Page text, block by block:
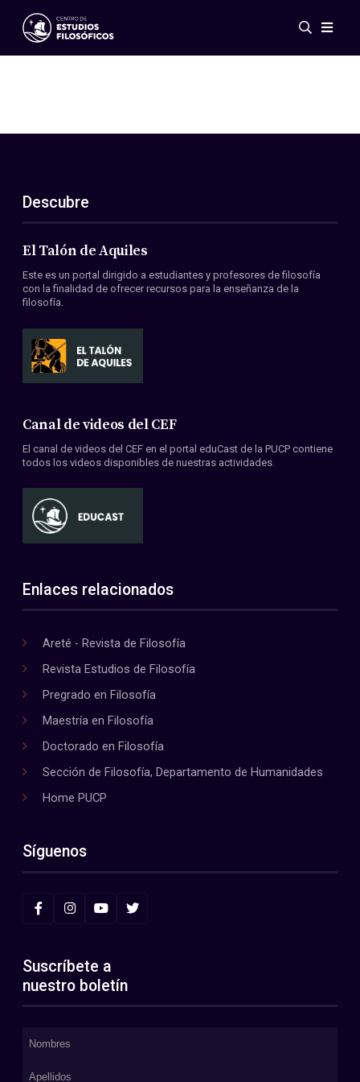
Eventos
ES
EN
Acerca de nosotros
Miembros
Convenios
Descubre
El Talón de Aquiles
Este es un portal dirigido a estudiantes y profesores de filosofía
con la finalidad de ofrecer recursos para la enseñanza de la
filosofía.
Canal de videos del CEF
El canal de videos del CEF en el portal eduCast de la PUCP contiene
todos los videos disponibles de nuestras actividades.
Enlaces relacionados
Areté - Revista de Filosofía
Revista Estudios de Filosofía
Pregrado en Filosofía
Maestría en Filosofía
Doctorado en Filosofía
Sección de Filosofía, Departamento de Humanidades
Home PUCP
Síguenos
Suscríbete a
nuestro boletín